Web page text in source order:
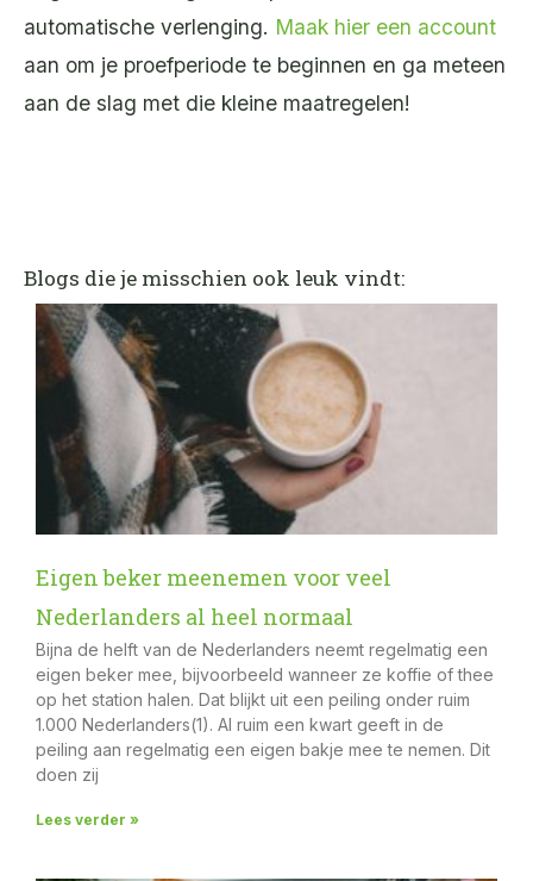
automatische verlenging. Maak hier een account
aan om je proefperiode te beginnen en ga meteen
aan de slag met die kleine maatregelen!
Blogs die je misschien ook leuk vindt:
Eigen beker meenemen voor veel
Nederlanders al heel normaal
Bijna de helft van de Nederlanders neemt regelmatig een
eigen beker mee, bijvoorbeeld wanneer ze koffie of thee
op het station halen. Dat blijkt uit een peiling onder ruim
1.000 Nederlanders(1). Al ruim een kwart geeft in de
peiling aan regelmatig een eigen bakje mee te nemen. Dit
doen zij
Lees verder »